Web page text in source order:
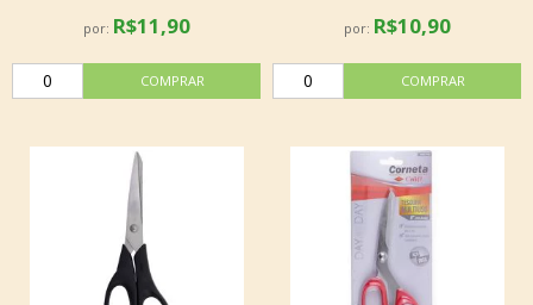
por: R$11,90 por: R$10,90